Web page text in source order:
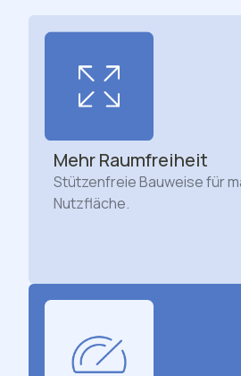
Mehr Raumfreiheit
Stützenfreie Bauweise für
Nutzfläche.